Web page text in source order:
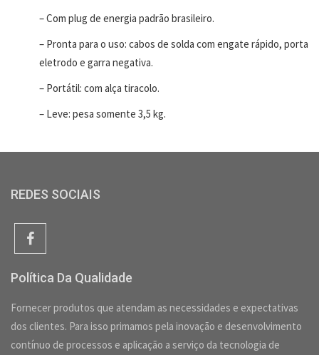
– Com plug de energia padrão brasileiro.
– Pronta para o uso: cabos de solda com engate rápido, porta
eletrodo e garra negativa.
– Portátil: com alça tiracolo.
– Leve: pesa somente 3,5 kg.
REDES SOCIAIS
Política Da Qualidade
Fornecer produtos que atendam as necessidades e expectativas
dos clientes. Para isso primamos pela inovação e desenvolvimento
contínuo de processos e aplicação a serviço da tecnologia de